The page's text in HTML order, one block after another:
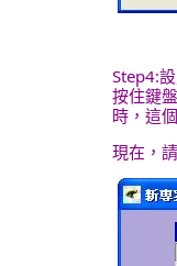
Step4:
按住鍵
時，這
現在，